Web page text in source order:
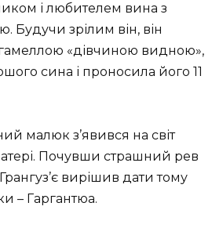
і любителем вина з
Будучи зрілим він, він
«дівчиною видною»,
сина і проносила його 11
малюк з’явився на світ
Почувши страшний рев
вирішив дати тому
– Гаргантюа.